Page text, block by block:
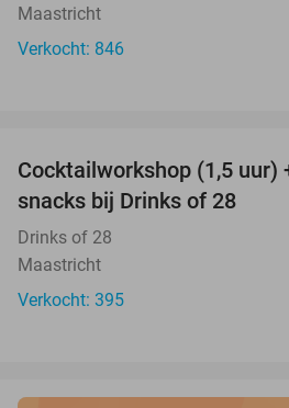
Maastricht
Verkocht: 846
Cocktailworkshop (1,5 uur)
snacks bij Drinks of 28
Drinks of 28
Maastricht
Verkocht: 395